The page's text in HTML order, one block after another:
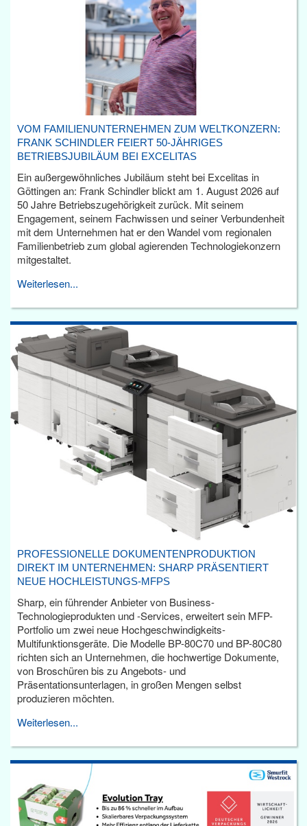
VOM FAMILIENUNTERNEHMEN ZUM WELTKONZERN:
FRANK SCHINDLER FEIERT 50-JÄHRIGES
BETRIEBSJUBILÄUM BEI EXCELITAS
Ein außergewöhnliches Jubiläum steht bei Excelitas in
Göttingen an: Frank Schindler blickt am 1. August 2026 auf
50 Jahre Betriebszugehörigkeit zurück. Mit seinem
Engagement, seinem Fachwissen und seiner Verbundenheit
mit dem Unternehmen hat er den Wandel vom regionalen
Familienbetrieb zum global agierenden Technologiekonzern
mitgestaltet.
Weiterlesen...
PROFESSIONELLE DOKUMENTENPRODUKTION
DIREKT IM UNTERNEHMEN: SHARP PRÄSENTIERT
NEUE HOCHLEISTUNGS-MFPS
Sharp, ein führender Anbieter von Business-
Technologieprodukten und -Services, erweitert sein MFP-
Portfolio um zwei neue Hochgeschwindigkeits-
Multifunktionsgeräte. Die Modelle BP-80C70 und BP-80C80
richten sich an Unternehmen, die hochwertige Dokumente,
von Broschüren bis zu Angebots- und
Präsentationsunterlagen, in großen Mengen selbst
produzieren möchten.
Weiterlesen...